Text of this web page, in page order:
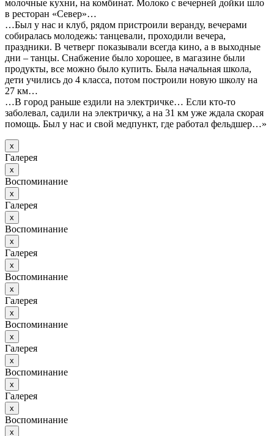
молочные кухни, на комбинат. Молоко с вечерней дойки шло
в ресторан «Север»…
…Был у нас и клуб, рядом пристроили веранду, вечерами
собиралась молодежь: танцевали, проходили вечера,
праздники. В четверг показывали всегда кино, а в выходные
дни – танцы. Снабжение было хорошее, в магазине были
продукты, все можно было купить. Была начальная школа,
дети учились до 4 класса, потом построили новую школу на
27 км…
…В город раньше ездили на электричке… Если кто-то
заболевал, садили на электричку, а на 31 км уже ждала скорая
помощь. Был у нас и свой медпункт, где работал фельдшер…»
х
Галерея
х
Воспоминание
х
Галерея
х
Воспоминание
х
Галерея
х
Воспоминание
х
Галерея
х
Воспоминание
х
Галерея
х
Воспоминание
х
Галерея
х
Воспоминание
х